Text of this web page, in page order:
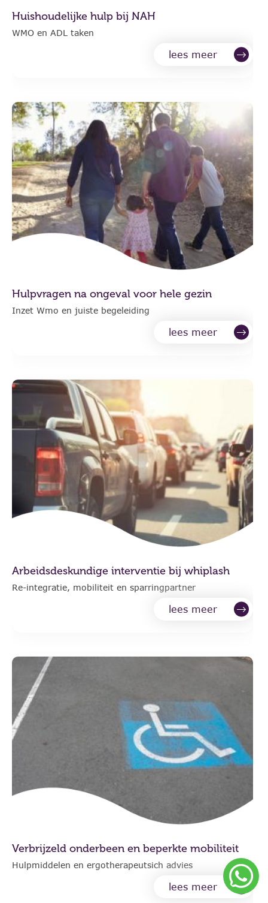
Huishoudelijke hulp bij NAH
WMO en ADL taken
lees meer
Hulpvragen na ongeval voor hele gezin
Inzet Wmo en juiste begeleiding
lees meer
Arbeidsdeskundige interventie bij whiplash
Re-integratie, mobiliteit en sparringpartner
lees meer
Verbrijzeld onderbeen en beperkte mobiliteit
Hulpmiddelen en ergotherapeutsich advies
lees meer